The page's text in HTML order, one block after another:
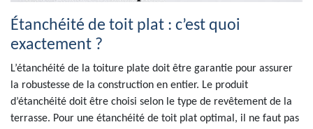
Étanchéité de toit plat : c’est quoi
exactement ?
L’étanchéité de la toiture plate doit être garantie pour assurer
la robustesse de la construction en entier. Le produit
d’étanchéité doit être choisi selon le type de revêtement de la
terrasse. Pour une étanchéité de toit plat optimal, il ne faut pas